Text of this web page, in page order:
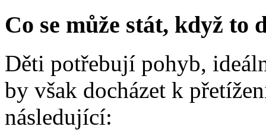
Co se může stát, když to
Děti potřebují pohyb,
by však docházet k
následující: